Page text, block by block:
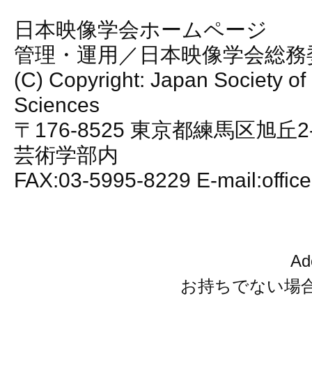
日本映像学会ホームページ
管理・運用／日本映像学会総
(C) Copyright: Japan Society of
Sciences
〒176-8525 東京都練馬区旭丘
芸術学部内
FAX:03-5995-8229 E-
お持ちでない場